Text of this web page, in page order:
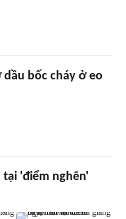
dầu bốc cháy ở eo
tại 'điểm nghẽn'